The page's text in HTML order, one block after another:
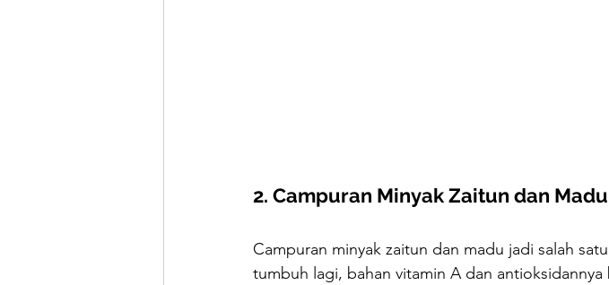
2. Campuran Minyak Zaitun dan Madu
Campuran minyak zaitun dan madu jadi salah
tumbuh lagi, bahan vitamin A dan